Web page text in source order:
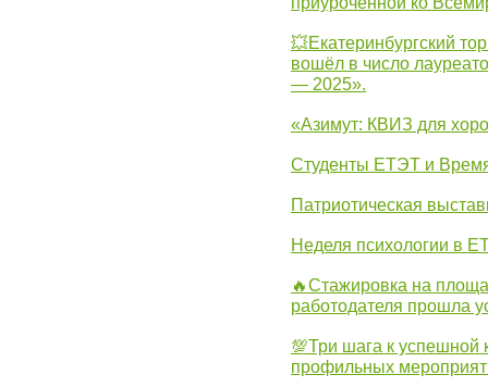
💥Екатеринбургский
вошёл в число
— 2025».
«Азимут: КВИЗ для
Студенты ЕТЭТ и
Патриотическая
Неделя психологии в
🔥Стажировка на
работодателя прошла
💯Три шага к успешной
профильных